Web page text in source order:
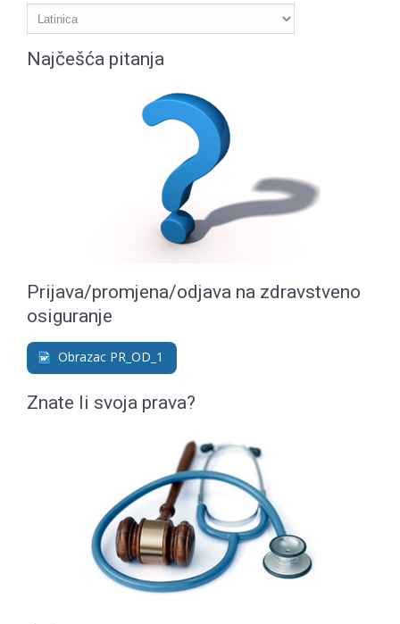
Najčešća pitanja
Prijava/promjena/odjava na zdravstveno
osiguranje
Obrazac PR_OD_1
Znate li svoja prava?